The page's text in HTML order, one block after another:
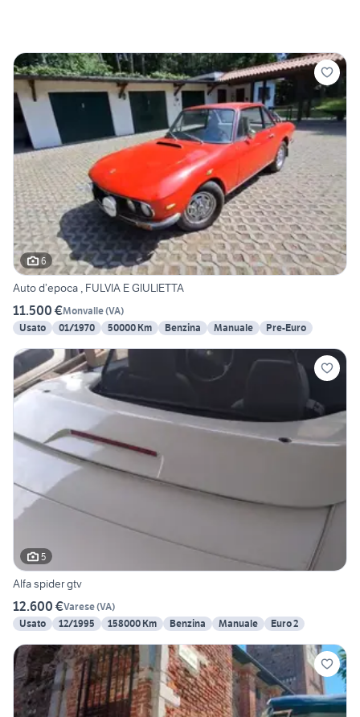
6
Auto d’epoca , FULVIA E GIULIETTA
11.500 €Monvalle(VA)
Usato
01/1970 50000 Km Benzina Manuale Pre-Euro
5
Alfa spider gtv
12.600 €Varese(VA)
Usato
12/1995 158000 Km Benzina Manuale Euro 2